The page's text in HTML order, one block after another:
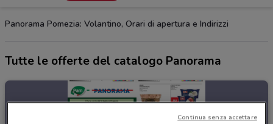
Panorama Pomezia: Volantino, Orari di apertura e Indirizzi
Tutte le offerte del catalogo Panorama
Continua senza accettare